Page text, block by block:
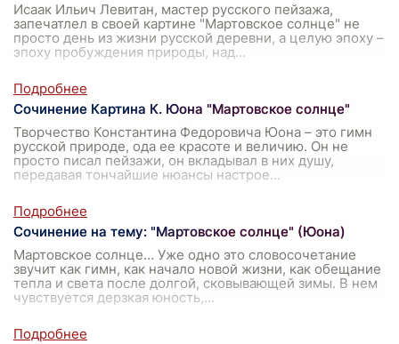
Исаак Ильич Левитан, мастер русского пейзажа,
запечатлел в своей картине "Мартовское солнце" не
просто день из жизни русской деревни, а целую эпоху –
эпоху пробуждения природы, над...
Сочинение Картина К. Юона "Мартовское солнце"
Творчество Константина Федоровича Юона – это гимн
русской природе, ода ее красоте и величию. Он не
просто писал пейзажи, он вкладывал в них душу,
передавая тончайшие нюансы настрое...
Сочинение на тему: "Мартовское солнце" (Юона)
Мартовское солнце… Уже одно это словосочетание
звучит как гимн, как начало новой жизни, как обещание
тепла и света после долгой, сковывающей зимы. В нем
чувствуется дерзкая юность,...